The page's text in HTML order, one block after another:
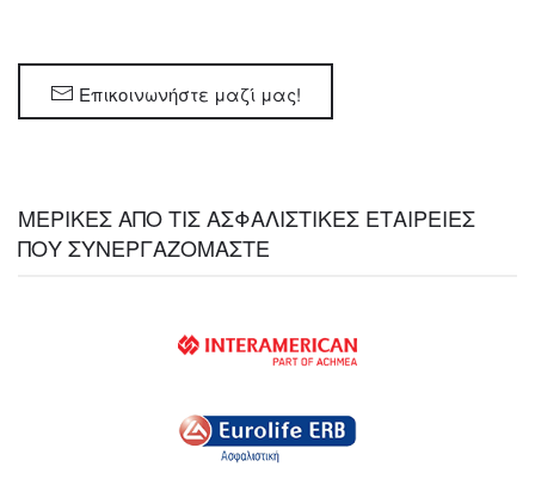
Επικοινωνήστε μαζί μας!
ΜΕΡΙΚΕΣ ΑΠΟ ΤΙΣ ΑΣΦΑΛΙΣΤΙΚΕΣ ΕΤΑΙΡΕΙΕΣ
ΠΟΥ ΣΥΝΕΡΓΑΖΟΜΑΣΤΕ